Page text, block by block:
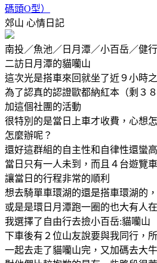
碼頭O型）
郊山 心情日記
南投／魚池／日月潭／小百岳／健行
二訪日月潭的貓囒山
這次光是搭車來回就坐了近９小時
為了認真的認證歐都納紅本（剩３
加這個社團的活動
很特別的是當日上車才收費，心想
怎麼辦呢？
還好這群組的自主性和自律性還蠻
當日只有一人未到，而且４台遊覽
讓當日的行程非常的順利
想去騎單車環湖的還是搭車環湖的，
或是是環日月潭跑一圈的也大有人在
我選擇了自由行去撿小百岳:貓囒山
下車後有２位山友說要與我同行，
一起去走了貓囒山完，又加碼去大